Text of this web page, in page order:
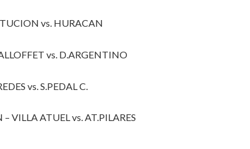
vs. HURACAN
vs. D.ARGENTINO
vs. S.PEDAL C.
ATUEL vs. AT.PILARES